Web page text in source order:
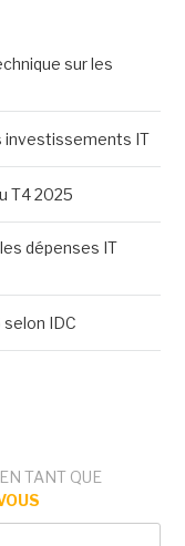
sur les
investissements IT
T4 2025
dépenses IT
IDC
TANT QUE